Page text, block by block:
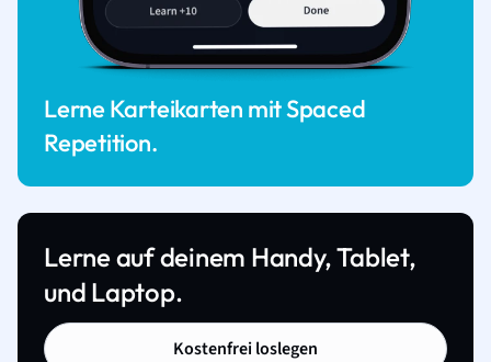
Lerne Karteikarten mit Spaced
Repetition.
Lerne auf deinem Handy, Tablet,
und Laptop.
Kostenfrei loslegen